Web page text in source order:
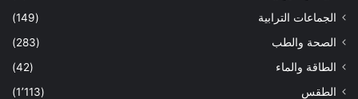
الجماعات الترابية
(149)
الصحة والطب
(283)
الطاقة والماء
(42)
الطقس
(1٬113)